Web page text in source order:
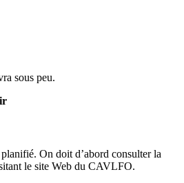
sous peu.
On doit d’abord consulter la
le site Web du CAVLFO.